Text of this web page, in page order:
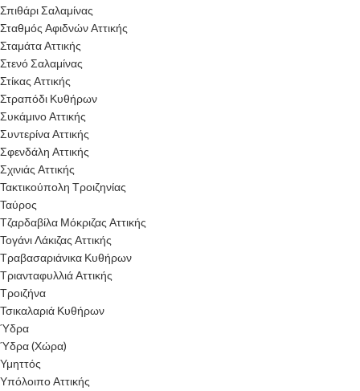
Σπιθάρι Σαλαμίνας
Σταθμός Αφιδνών Αττικής
Σταμάτα Αττικής
Στενό Σαλαμίνας
Στίκας Αττικής
Στραπόδι Κυθήρων
Συκάμινο Αττικής
Συντερίνα Αττικής
Σφενδάλη Αττικής
Σχινιάς Αττικής
Τακτικούπολη Τροιζηνίας
Ταύρος
Τζαρδαβίλα Μόκριζας Αττικής
Τογάνι Λάκιζας Αττικής
Τραβασαριάνικα Κυθήρων
Τριανταφυλλιά Αττικής
Τροιζήνα
Τσικαλαριά Κυθήρων
Ύδρα
Ύδρα (Χώρα)
Υμηττός
Υπόλοιπο Αττικής